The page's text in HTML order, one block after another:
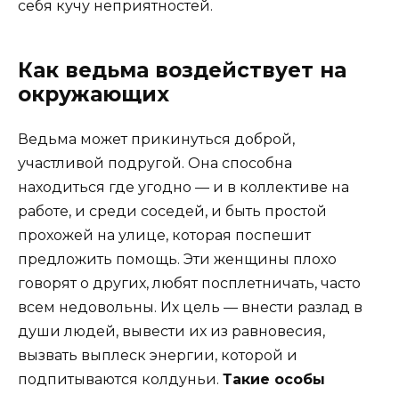
себя кучу неприятностей.
Как ведьма воздействует на
окружающих
Ведьма может прикинуться доброй,
участливой подругой. Она способна
находиться где угодно — и в коллективе на
работе, и среди соседей, и быть простой
прохожей на улице, которая поспешит
предложить помощь. Эти женщины плохо
говорят о других, любят посплетничать, часто
всем недовольны. Их цель — внести разлад в
души людей, вывести их из равновесия,
вызвать выплеск энергии, которой и
подпитываются колдуньи. Такие особы